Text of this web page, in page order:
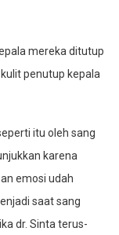
mereka ditutup
penutup kepala
itu oleh sang
karena
emosi udah
saat sang
dr. Sinta terus-